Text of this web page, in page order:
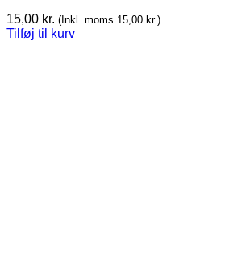
15,00 kr. (Inkl. moms 15,00 kr.)
Tilføj til kurv